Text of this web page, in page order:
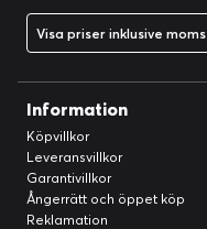
Visa priser inklusive moms
Information
Köpvillkor
Leveransvillkor
Garantivillkor
Ångerrätt och öppet köp
Reklamation